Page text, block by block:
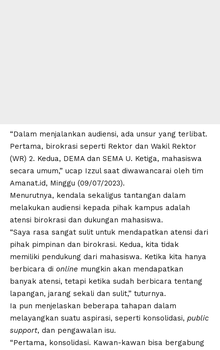
“Dalam menjalankan audiensi, ada unsur yang terlibat.
Pertama, birokrasi seperti Rektor dan Wakil Rektor
(WR) 2. Kedua, DEMA dan SEMA U. Ketiga, mahasiswa
secara umum,” ucap Izzul saat diwawancarai oleh tim
Amanat.id, Minggu (09/07/2023).
Menurutnya, kendala sekaligus tantangan dalam
melakukan audiensi kepada pihak kampus adalah
atensi birokrasi dan dukungan mahasiswa.
“Saya rasa sangat sulit untuk mendapatkan atensi dari
pihak pimpinan dan birokrasi. Kedua, kita tidak
memiliki pendukung dari mahasiswa. Ketika kita hanya
berbicara di online mungkin akan mendapatkan
banyak atensi, tetapi ketika sudah berbicara tentang
lapangan, jarang sekali dan sulit,” tuturnya.
Ia pun menjelaskan beberapa tahapan dalam
melayangkan suatu aspirasi, seperti konsolidasi, public
support, dan pengawalan isu.
“Pertama, konsolidasi. Kawan-kawan bisa bergabung